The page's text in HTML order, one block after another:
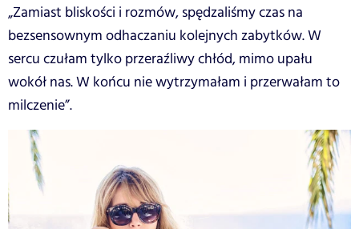
„Zamiast bliskości i rozmów, spędzaliśmy czas na
bezsensownym odhaczaniu kolejnych zabytków. W
sercu czułam tylko przeraźliwy chłód, mimo upału
wokół nas. W końcu nie wytrzymałam i przerwałam to
milczenie”.